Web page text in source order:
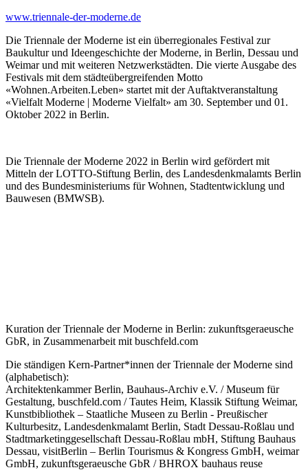
www.triennale-der-moderne.de
Die Triennale der Moderne ist ein überregionales Festival zur
Baukultur und Ideengeschichte der Moderne, in Berlin, Dessau und
Weimar und mit weiteren Netzwerkstädten. Die vierte Ausgabe des
Festivals mit dem städteübergreifenden Motto
«Wohnen.Arbeiten.Leben» startet mit der Auftaktveranstaltung
«Vielfalt Moderne | Moderne Vielfalt» am 30. September und 01.
Oktober 2022 in Berlin.
Die Triennale der Moderne 2022 in Berlin wird gefördert mit
Mitteln der LOTTO-Stiftung Berlin, des Landesdenkmalamts Berlin
und des Bundesministeriums für Wohnen, Stadtentwicklung und
Bauwesen (BMWSB).
Kuration der Triennale der Moderne in Berlin: zukunftsgeraeusche
GbR, in Zusammenarbeit mit buschfeld.com
Die ständigen Kern-Partner*innen der Triennale der Moderne sind
(alphabetisch):
Architektenkammer Berlin, Bauhaus-Archiv e.V. / Museum für
Gestaltung, buschfeld.com / Tautes Heim, Klassik Stiftung Weimar,
Kunstbibliothek – Staatliche Museen zu Berlin - Preußischer
Kulturbesitz, Landesdenkmalamt Berlin, Stadt Dessau-Roßlau und
Stadtmarketinggesellschaft Dessau-Roßlau mbH, Stiftung Bauhaus
Dessau, visitBerlin – Berlin Tourismus & Kongress GmbH, weimar
GmbH, zukunftsgeraeusche GbR / BHROX bauhaus reuse